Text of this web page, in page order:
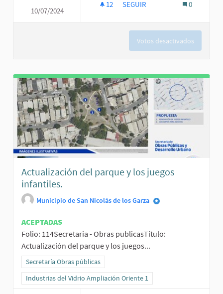
10/07/2024
12 12 SEGUIDORAS
SEGUIR 0
Votos desactivados
Actualización del parque y los juegos
infantiles.
Municipio de San Nicolás de los Garza
ACEPTADAS
Folio: 114Secretaria - Obras publicasTítulo:
Actualización del parque y los juegos...
Resultados al filtrar por la categoría: Secretaría Obras públicas
Secretaría Obras públicas
Resultados al filtrar por el ámbito: Industrias del Vidrio
Industrias del Vidrio Ampliación Oriente 1